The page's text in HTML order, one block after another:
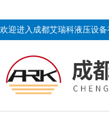
欢迎进入成都艾瑞科液压设备